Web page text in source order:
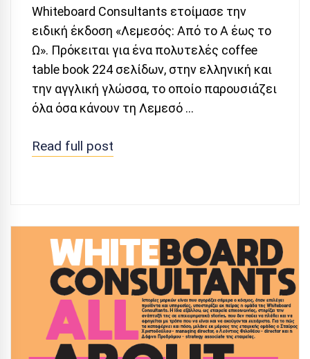
Whiteboard Consultants ετοίμασε την
ειδική έκδοση «Λεμεσός: Από το Α έως το
Ω». Πρόκειται για ένα πολυτελές coffee
table book 224 σελίδων, στην ελληνική και
την αγγλική γλώσσα, το οποίο παρουσιάζει
όλα όσα κάνουν τη Λεμεσό …
Read full post